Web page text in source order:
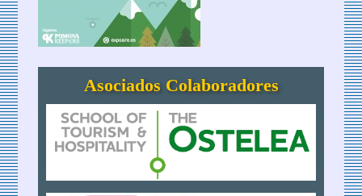
Asociados Colaboradores